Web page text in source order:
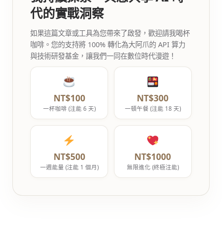
代的實戰洞察
如果這篇文章或工具為您帶來了啟發，歡迎請我喝杯
咖啡。您的支持將 100% 轉化為大阿爪的 API 算力
與技術研發基金，讓我們一同在數位時代漫遊！
NT$100
一杯咖啡 (注能 6 天)
NT$300
一頓午餐 (注能 18 天)
NT$500
一週能量 (注能 1 個月)
NT$1000
無限進化 (終極注能)